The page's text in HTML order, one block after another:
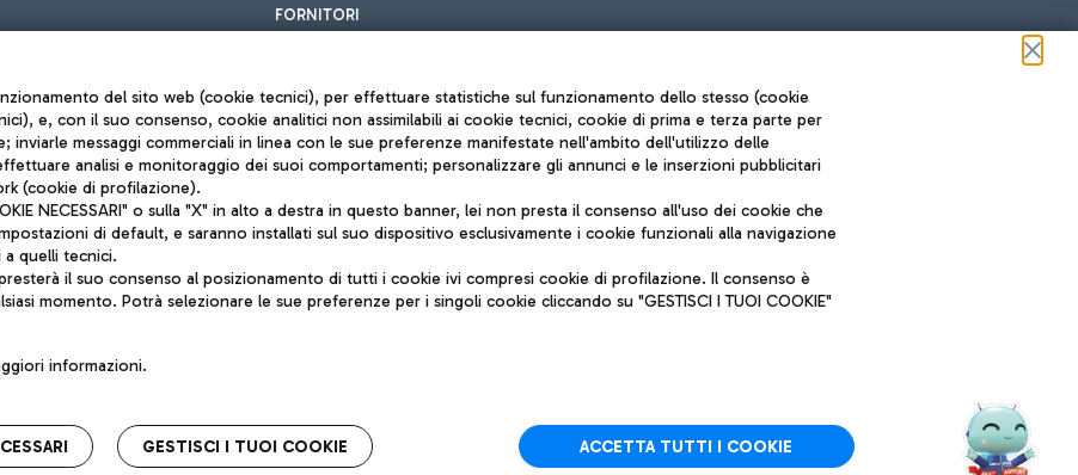
FORNITORI
di Mundys S.p.A.
06 65951
Note legali
Mappa sito
Accessibilità
Roma FCO
L'aeroporto stellato
QUALITÀ SOSTENIBILITÀ INNOVAZIONE
del sito web (cookie tecnici), per effettuare statistiche sul funzionamento dello stesso (cookie
e, con il suo consenso, cookie analitici non assimilabili ai cookie tecnici, cookie di prima e terza parte per
messaggi commerciali in linea con le sue preferenze manifestate nell'ambito dell'utilizzo delle
analisi e monitoraggio dei suoi comportamenti; personalizzare gli annunci e le inserzioni pubblicitari
(cookie di profilazione).
NECESSARI" o sulla "X" in alto a destra in questo banner, lei non presta il consenso all'uso dei cookie che
di default, e saranno installati sul suo dispositivo esclusivamente i cookie funzionali alla navigazione
a quelli tecnici.
presterà il suo consenso al posizionamento di tutti i cookie ivi compresi cookie di profilazione. Il consenso è
momento. Potrà selezionare le sue preferenze per i singoli cookie cliccando su "GESTISCI I TUOI COOKIE"
informazioni.
GESTISCI I TUOI COOKIE ACCETTA TUTTI I COOKIE